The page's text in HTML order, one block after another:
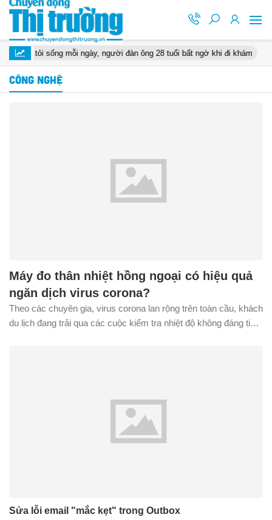
tỏi sống mỗi ngày, người đàn ông 28 tuổi bất ngờ khi đi khám
CÔNG NGHỆ
Máy đo thân nhiệt hồng ngoại có hiệu quả
ngăn dịch virus corona?
Theo các chuyên gia, virus corona lan rộng trên toàn cầu, khách
du lịch đang trải qua các cuộc kiểm tra nhiệt độ không đáng tin
Sửa lỗi email "mắc kẹt" trong Outbox